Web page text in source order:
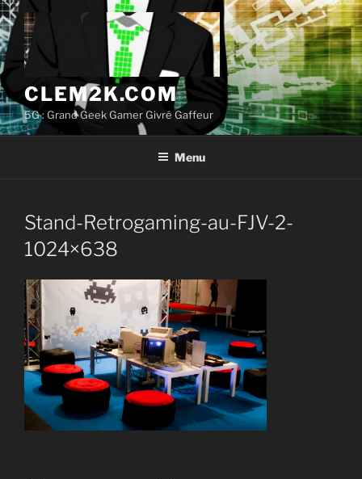
Aller
au
contenu
principal
CLEM2K.COM
5G : Grand Geek Gamer Givré Gaffeur
Menu
Stand-Retrogaming-au-FJV-2-
1024×638